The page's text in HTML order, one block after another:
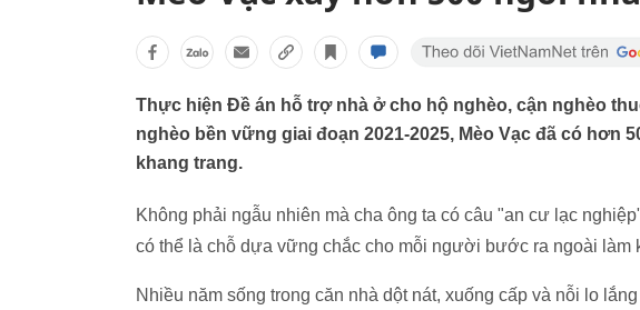
Thực hiện Đề án hỗ trợ nhà ở cho hộ nghèo, cận nghèo
nghèo bền vững giai đoạn 2021-2025, Mèo Vạc đã có hơn
khang trang.
Không phải ngẫu nhiên mà cha ông ta có câu "an cư lạc
có thể là chỗ dựa vững chắc cho mỗi người bước ra ngoài làm
Nhiều năm sống trong căn nhà dột nát, xuống cấp và nỗi lo